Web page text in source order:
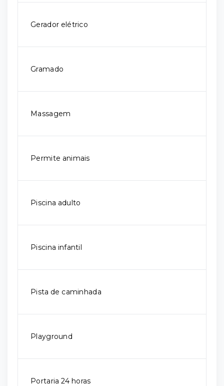
Gerador elétrico
Gramado
Massagem
Permite animais
Piscina adulto
Piscina infantil
Pista de caminhada
Playground
Portaria 24 horas